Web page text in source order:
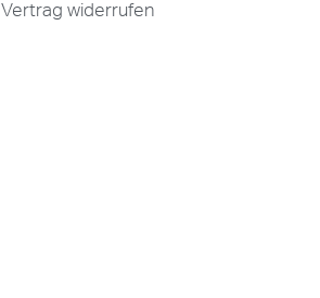
Vertrag widerrufen